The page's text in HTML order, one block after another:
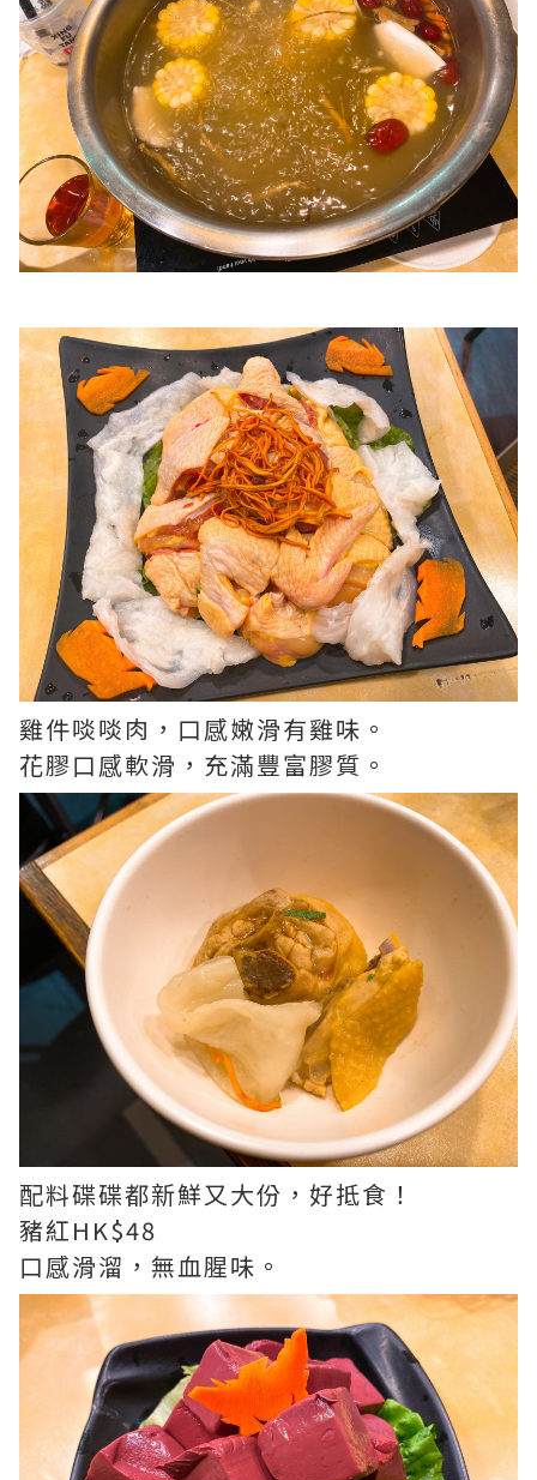
雞件啖啖肉，口感嫩滑有雞味。
花膠口感軟滑，充滿豐富膠質。
配料碟碟都新鮮又大份，好抵食！
豬紅HK$48
口感滑溜，無血腥味。